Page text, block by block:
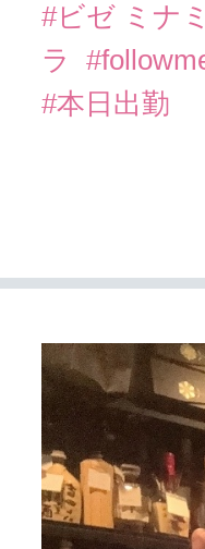
#ビゼ ミナミ
ラ
#本日出勤